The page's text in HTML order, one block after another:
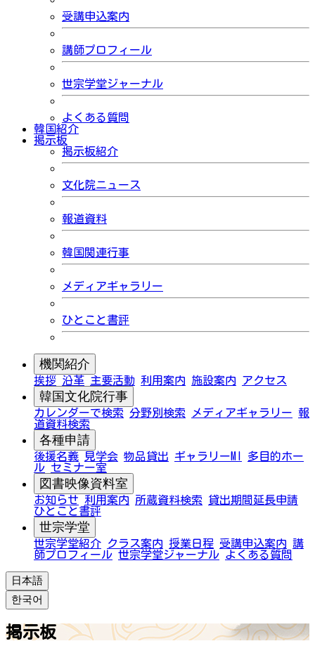
受講申込案内
講師プロフィール
世宗学堂ジャーナル
よくある質問
韓国紹介
掲示板
掲示板紹介
文化院ニュース
報道資料
韓国関連行事
メディアギャラリー
ひとこと書評
機関紹介
挨拶 沿革 主要活動 利用案内 施設案内 アクセス
韓国文化院行事
カレンダーで検索 分野別検索 メディアギャラリー 報
道資料検索
各種申請
後援名義 見学会 物品貸出 ギャラリーMI
多目的ホー
ル セミナー室
図書映像資料室
お知らせ 利用案内 所蔵資料検索
貸出期間延長申請
ひとこと書評
世宗学堂
世宗学堂紹介 クラス案内 授業日程 受講申込案内 講
師プロフィール 世宗学堂ジャーナル よくある質問
日本語
한국어
掲示板